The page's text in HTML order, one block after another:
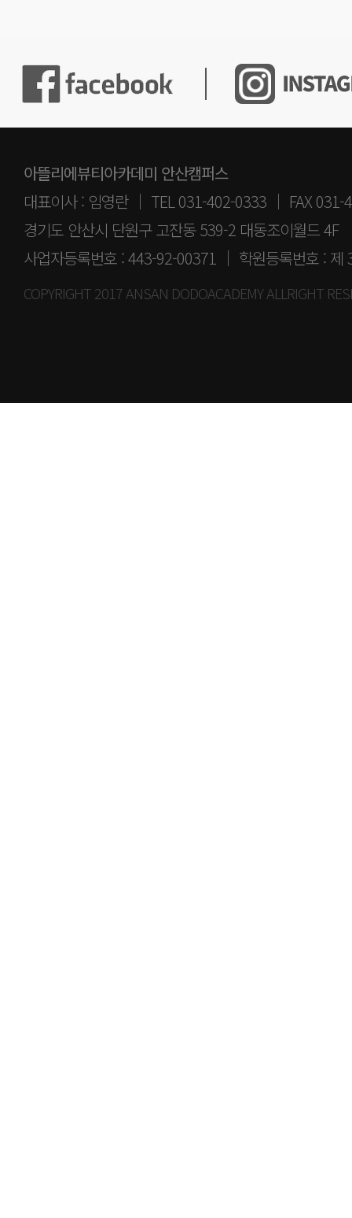
아뜰리에뷰티아카데미 안산캠퍼스
대표이사 : 임영란 │ TEL 031-402-0333 │ FAX 031-
경기도 안산시 단원구 고잔동 539-2 대동조이월드 4F
사업자등록번호 : 443-92-00371 │ 학원등록번호 : 제
COPYRIGHT 2017 ANSAN DODOACADEMY ALLRIGHT